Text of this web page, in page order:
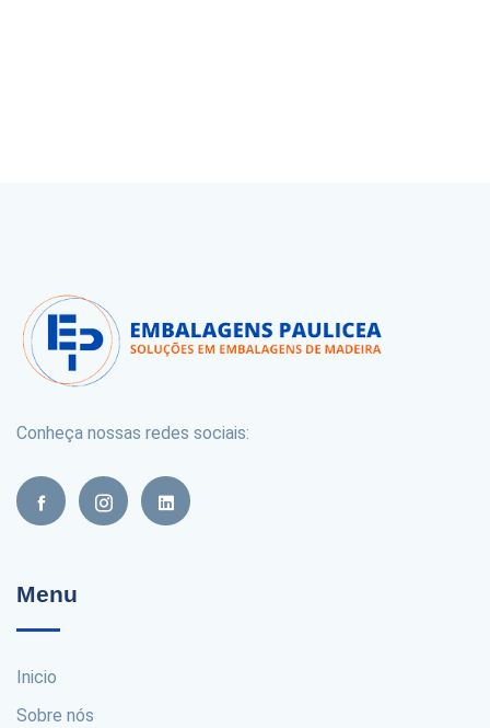
Conheça nossas redes sociais:
Menu
Inicio
Sobre nós